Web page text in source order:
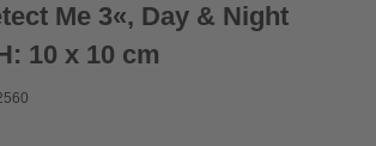
Me 3«, Day & Night
10 x 10 cm